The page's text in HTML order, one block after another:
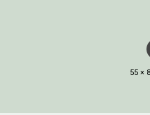
55 ×